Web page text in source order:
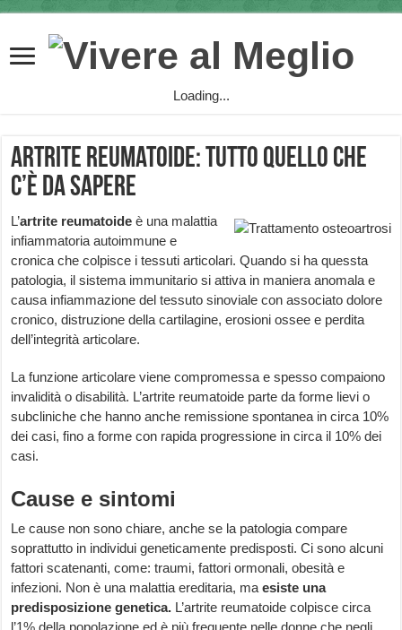
Loading...
Artrite reumatoide: tutto quello che
c’è da sapere
L’artrite reumatoide è una malattia
infiammatoria autoimmune e
cronica che colpisce i tessuti articolari. Quando si ha quessta
patologia, il sistema immunitario si attiva in maniera anomala e
causa infiammazione del tessuto sinoviale con associato dolore
cronico, distruzione della cartilagine, erosioni ossee e perdita
dell’integrità articolare.
La funzione articolare viene compromessa e spesso compaiono
invalidità o disabilità. L’artrite reumatoide parte da forme lievi o
subcliniche che hanno anche remissione spontanea in circa 10%
dei casi, fino a forme con rapida progressione in circa il 10% dei
casi.
Cause e sintomi
Le cause non sono chiare, anche se la patologia compare
soprattutto in individui geneticamente predisposti. Ci sono alcuni
fattori scatenanti, come: traumi, fattori ormonali, obesità e
infezioni. Non è una malattia ereditaria, maesiste una
predisposizione genetica. L’artrite reumatoide colpisce circa